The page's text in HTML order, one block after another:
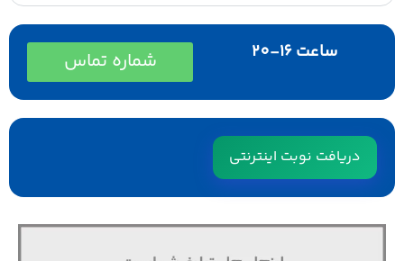
ساعت 16-20 شماره تماس
دریافت نوبت اینترنتی